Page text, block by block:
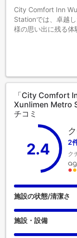
City Comfort Inn
Stationでは、卓越
様の思い出に残る体
ムレスで効率的な
Wuhan Jianghan
サービスを利用す
しむことができま
気をお客様に提供
おります。 エアコ
快適にお過ごしいた
デオストリーミン
みいただけます。
すべて揃っている
バスルームの重要
ーブ、タオル、ド
「City Comfort
Xunlimen Metro
チコミ
2.4 2
ク
施設の状態/清潔さ
施設・設備